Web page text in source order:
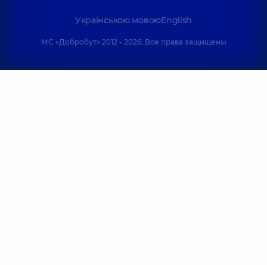
Українською мовоюEnglish
МС «Добробут» 2012 - 2026. Все права защищены